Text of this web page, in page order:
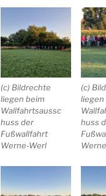
(c) Bildrechte
liegen beim
Wallfahrtsaussc
huss der
Fußwallfahrt
Werne-Werl
(c)
liegen
huss